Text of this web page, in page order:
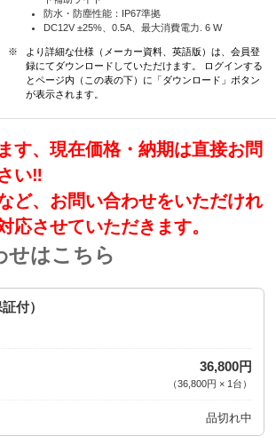
防水・防塵性能：IP67準拠
DC12V ±25%、0.5A、最大消費電力. 6 W
※
より詳細な仕様（メーカー資料、英語版）は、会員登
録にてダウンロードしていただけます。 ログインする
とページ内（この表の下）に「ダウンロード」ボタン
が表示されます。
す、現在価格・納期は直接お問
い‼️
ど、お問い合わせをいただけれ
応させていただきます。
せはこちら
付）
36,800円
（36,800円 × 1 台 ）
品切れ中